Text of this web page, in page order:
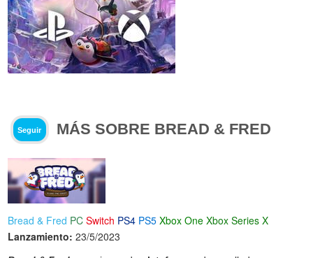
Seguir MÁS SOBRE BREAD & FRED
Bread & Fred PC Switch PS4 PS5 Xbox One Xbox Series X
Lanzamiento: 23/5/2023